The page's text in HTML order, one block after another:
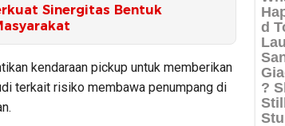
Sinergitas Bentuk
kendaraan pickup untuk memberikan
terkait risiko membawa penumpang di